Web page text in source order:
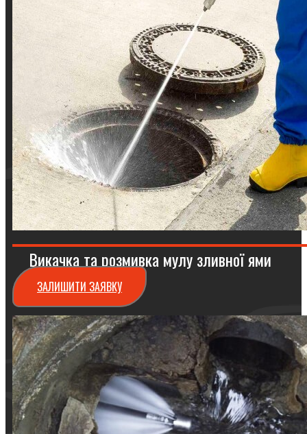
Викачка та розмивка мулу зливної ями
ЗАЛИШИТИ ЗАЯВКУ